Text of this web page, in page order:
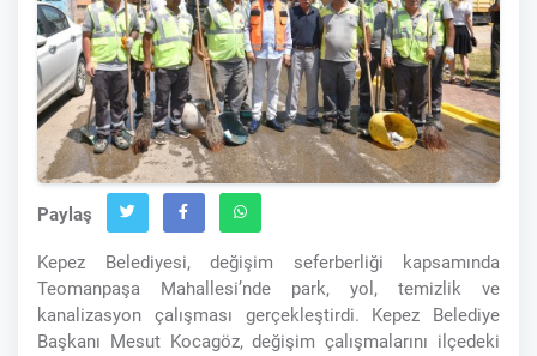
Paylaş
Kepez Belediyesi, değişim seferberliği kapsamında
Teomanpaşa Mahallesi’nde park, yol, temizlik ve
kanalizasyon çalışması gerçekleştirdi. Kepez Belediye
Başkanı Mesut Kocagöz, değişim çalışmalarını ilçedeki